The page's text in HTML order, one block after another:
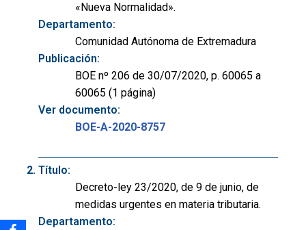
«Nueva Normalidad».
Departamento:
Comunidad Autónoma de Extremadura
Publicación:
BOE nº 206 de 30/07/2020, p. 60065 a
60065 (1 página)
Ver documento:
BOE-A-2020-8757
Título:
Decreto-ley 23/2020, de 9 de junio, de
medidas urgentes en materia tributaria.
Departamento: